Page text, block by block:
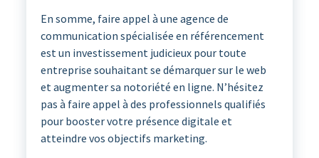
En somme, faire appel à une agence de
communication spécialisée en référencement
est un investissement judicieux pour toute
entreprise souhaitant se démarquer sur le web
et augmenter sa notoriété en ligne. N’hésitez
pas à faire appel à des professionnels qualifiés
pour booster votre présence digitale et
atteindre vos objectifs marketing.